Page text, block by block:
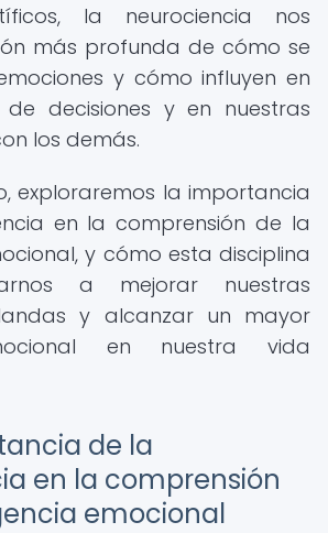
la neurociencia nos
más profunda de cómo se
y cómo influyen en
decisiones y en nuestras
los demás.
exploraremos la importancia
en la comprensión de la
y cómo esta disciplina
a mejorar nuestras
y alcanzar un mayor
en nuestra vida
de la
en la comprensión
emocional